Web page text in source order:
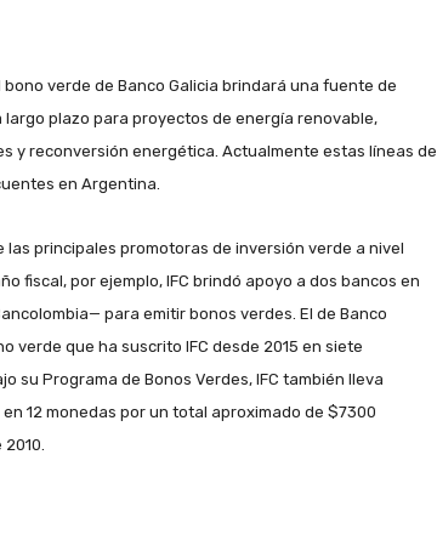
bono verde de Banco Galicia brindará una fuente de
largo plazo para proyectos de energía renovable,
y reconversión energética. Actualmente estas líneas de
en Argentina.
las principales promotoras de inversión verde a nivel
fiscal, por ejemplo, IFC brindó apoyo a dos bancos en
para emitir bonos verdes. El de Banco
verde que ha suscrito IFC desde 2015 en siete
su Programa de Bonos Verdes, IFC también lleva
12 monedas por un total aproximado de $7300